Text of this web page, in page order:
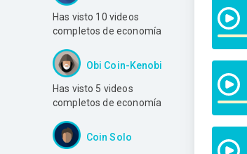
Has visto 10 videos
completos de economía
Obi Coin-Kenobi
Has visto 5 videos
completos de economía
Coin Solo